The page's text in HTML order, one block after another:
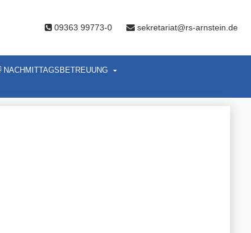
09363 99773-0 sekretariat@rs-arnstein.de
NACHMITTAGSBETREUUNG